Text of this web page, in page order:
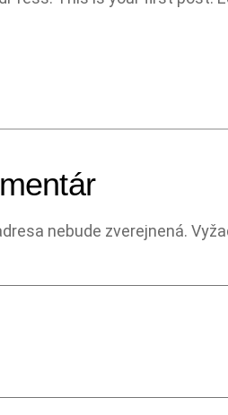
nebude zverejnená.